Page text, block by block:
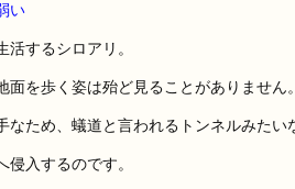
い
活するシロアリ。
面を歩く姿は殆ど見ることがありません。
なため、蟻道と言われるトンネルみたい
侵入するのです。